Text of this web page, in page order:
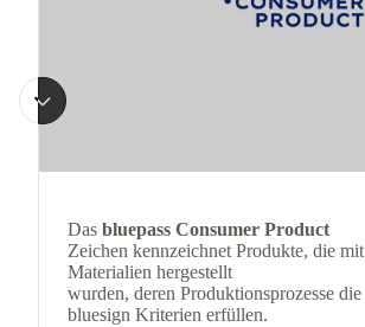
Das bluepass Consumer Product
Zeichen kennzeichnet Produkte, die mit
Materialien hergestellt
wurden, deren Produktionsprozesse die
bluesign Kriterien erfüllen.